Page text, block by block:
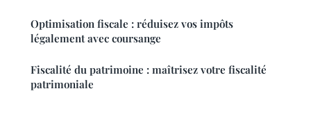
Optimisation fiscale : réduisez vos impôts
légalement avec coursange
Fiscalité du patrimoine : maîtrisez votre fiscalité
patrimoniale